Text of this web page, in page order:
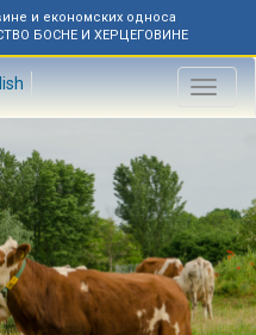
и економских односа
БОСНЕ И ХЕРЦЕГОВИНЕ
Toggle